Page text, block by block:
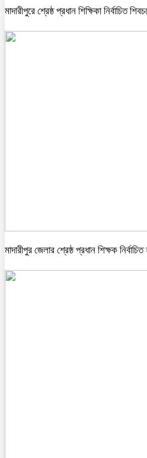
মাদারীপুরে শ্রেষ্ঠ প্রধান শিক্ষিকা নির্বাচিত
মাদারীপুর জেলার শ্রেষ্ঠ প্রধান শিক্ষক